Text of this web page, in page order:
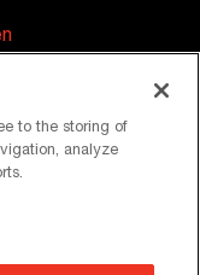
to the storing of
analyze